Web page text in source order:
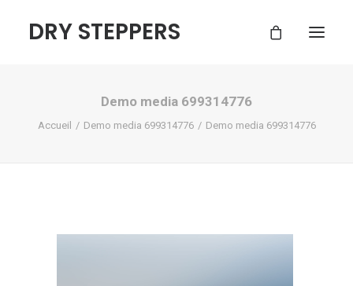
DRY STEPPERS
ACCUEIL
Demo media 699314776
Accueil Demo media 699314776 Demo media 699314776